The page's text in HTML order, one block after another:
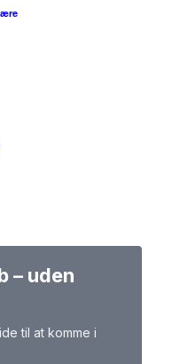
– uden
til at komme i